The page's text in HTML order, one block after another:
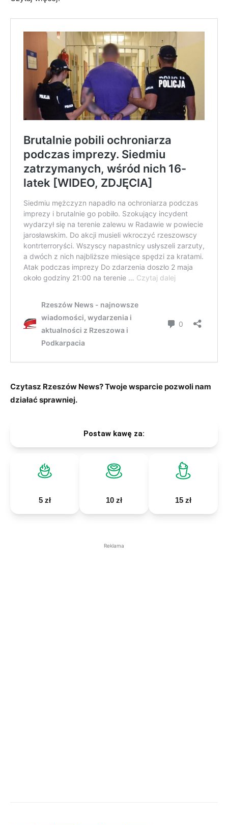
Czytasz Rzeszów News? Twoje wsparcie pozwoli nam
działać sprawniej.
Postaw kawę za:
5 zł 10 zł 15 zł
Reklama